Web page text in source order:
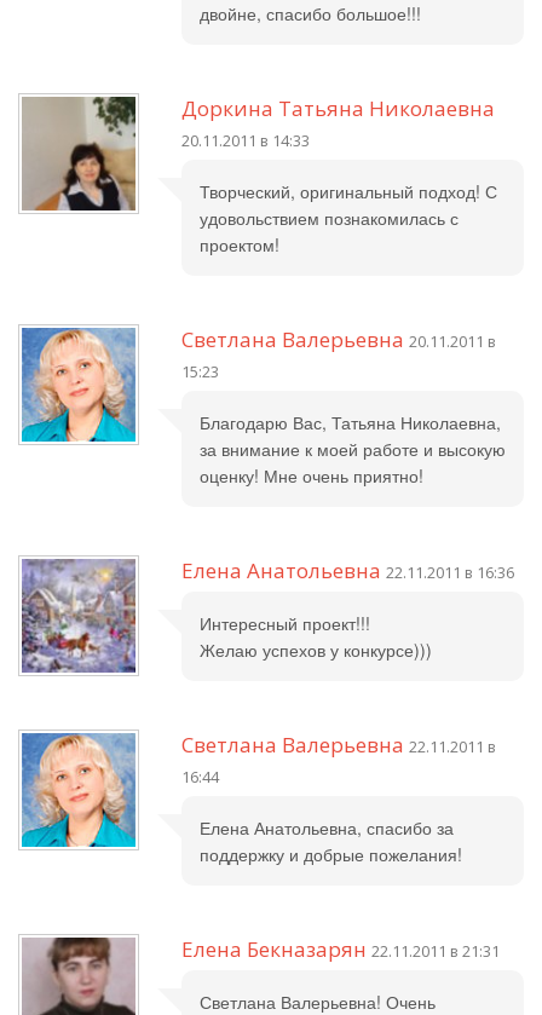
двойне, спасибо большое!!!
Доркина Татьяна Николаевна
20.11.2011 в 14:33
Творческий, оригинальный подход! С
удовольствием познакомилась с
проектом!
Светлана Валерьевна 20.11.2011 в
15:23
Благодарю Вас, Татьяна Николаевна,
за внимание к моей работе и высокую
оценку! Мне очень приятно!
Елена Анатольевна 22.11.2011 в 16:36
Интересный проект!!!
Желаю успехов у конкурсе)))
Светлана Валерьевна 22.11.2011 в
16:44
Елена Анатольевна, спасибо за
поддержку и добрые пожелания!
Елена Бекназарян 22.11.2011 в 21:31
Светлана Валерьевна! Очень